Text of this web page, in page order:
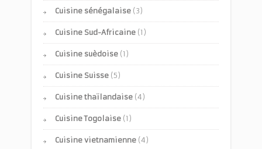
Cuisine sénégalaise (3)
Cuisine Sud-Africaine (1)
Cuisine suèdoise (1)
Cuisine Suisse (5)
Cuisine thaïlandaise (4)
Cuisine Togolaise (1)
Cuisine vietnamienne (4)